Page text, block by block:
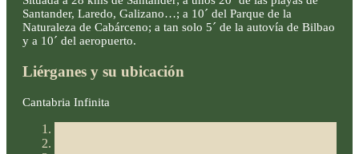
Santander, Laredo, Galizano…; a 10´ del Parque de la
Naturaleza de Cabárceno; a tan solo 5´ de la autovía de Bilbao
y a 10´ del aeropuerto.
Liérganes y su ubicación
Cantabria Infinita